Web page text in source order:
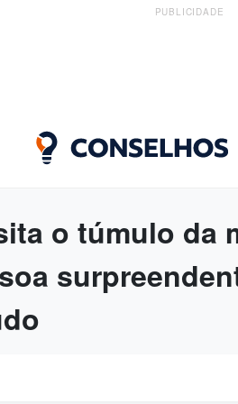
PUBLICIDADE
o túmulo da